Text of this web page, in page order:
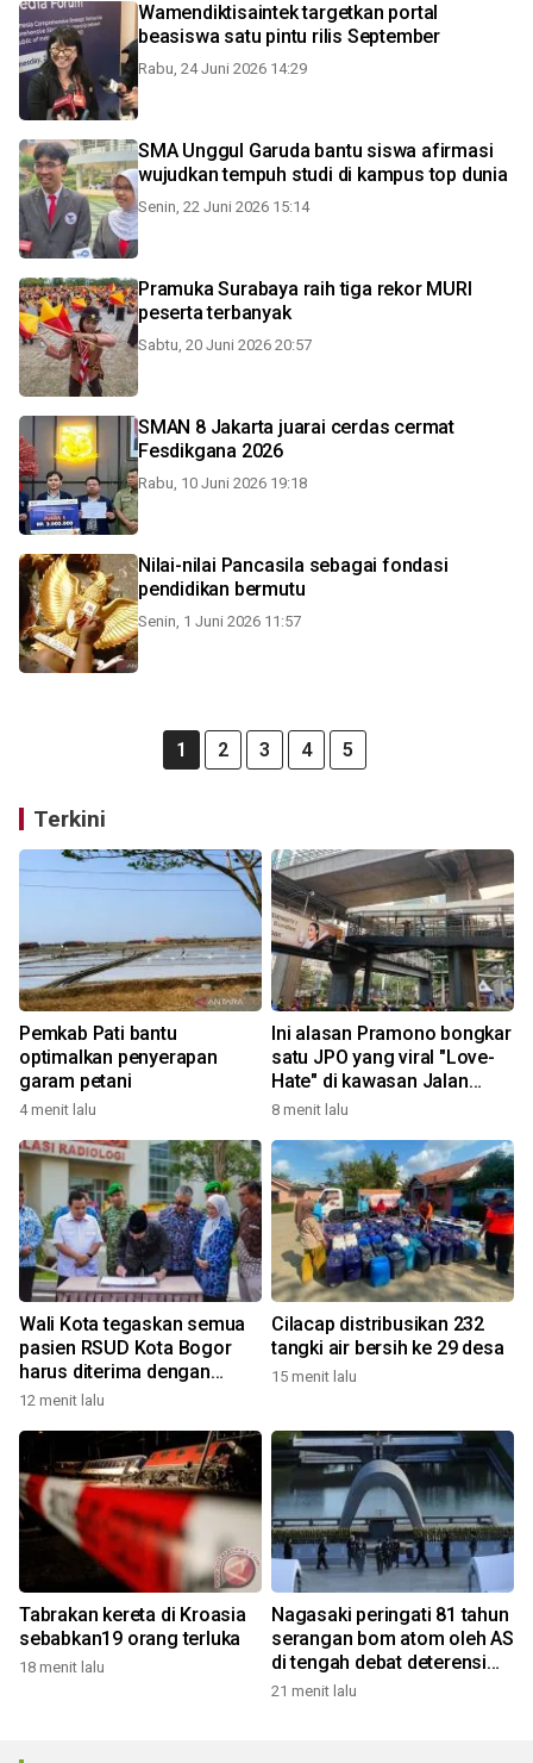
Wamendiktisaintek targetkan portal
beasiswa satu pintu rilis September
Rabu, 24 Juni 2026 14:29
SMA Unggul Garuda bantu siswa afirmasi
wujudkan tempuh studi di kampus top dunia
Senin, 22 Juni 2026 15:14
Pramuka Surabaya raih tiga rekor MURI
peserta terbanyak
Sabtu, 20 Juni 2026 20:57
SMAN 8 Jakarta juarai cerdas cermat
Fesdikgana 2026
Rabu, 10 Juni 2026 19:18
Nilai-nilai Pancasila sebagai fondasi
pendidikan bermutu
Senin, 1 Juni 2026 11:57
1 2 3 4 5
Terkini
Pemkab Pati bantu
optimalkan penyerapan
garam petani
4 menit lalu
Ini alasan Pramono bongkar
satu JPO yang viral "Love-
Hate" di kawasan Jalan
Rasuna Said
8 menit lalu
Wali Kota tegaskan semua
pasien RSUD Kota Bogor
harus diterima dengan
profesional
12 menit lalu
Cilacap distribusikan 232
tangki air bersih ke 29 desa
15 menit lalu
Tabrakan kereta di Kroasia
sebabkan19 orang terluka
18 menit lalu
Nagasaki peringati 81 tahun
serangan bom atom oleh AS
di tengah debat deterensi
nuklir
21 menit lalu